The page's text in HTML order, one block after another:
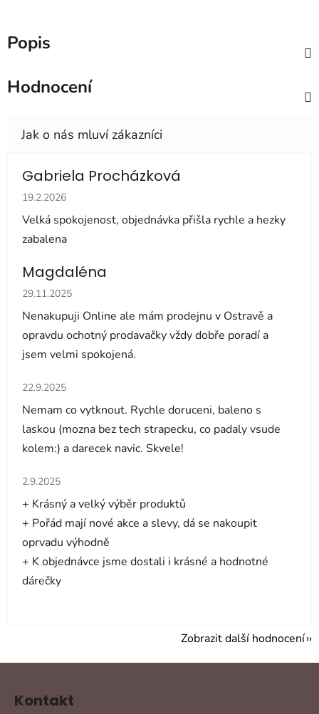
Popis
Hodnocení
Gabriela Procházková
Hodnocení obchodu je 5 z 5 hvězdiček.
19.2.2026
Velká spokojenost, objednávka přišla rychle a hezky
zabalena
Magdaléna
Hodnocení obchodu je 5 z 5 hvězdiček.
29.11.2025
Nenakupuji Online ale mám prodejnu v Ostravě a
opravdu ochotný prodavačky vždy dobře poradí a
jsem velmi spokojená.
Hodnocení obchodu je 5 z 5 hvězdiček.
22.9.2025
Nemam co vytknout. Rychle doruceni, baleno s
laskou (mozna bez tech strapecku, co padaly vsude
kolem:) a darecek navic. Skvele!
Hodnocení obchodu je 5 z 5 hvězdiček.
2.9.2025
+ Krásný a velký výběr produktů
+ Pořád mají nové akce a slevy, dá se nakoupit
oprvadu výhodně
+ K objednávce jsme dostali i krásné a hodnotné
dárečky
Zobrazit další hodnocení
Kontakt